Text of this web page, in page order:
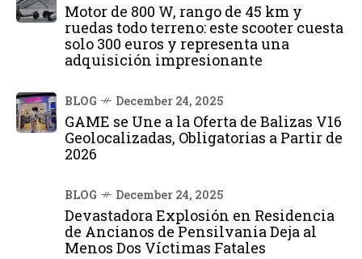
Motor de 800 W, rango de 45 km y
ruedas todo terreno: este scooter cuesta
solo 300 euros y representa una
adquisición impresionante
BLOG December 24, 2025
GAME se Une a la Oferta de Balizas V16
Geolocalizadas, Obligatorias a Partir de
2026
BLOG December 24, 2025
Devastadora Explosión en Residencia
de Ancianos de Pensilvania Deja al
Menos Dos Víctimas Fatales